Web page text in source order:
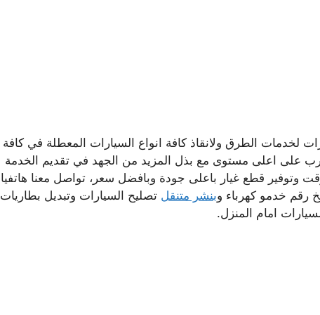
لخدمات الطرق ولانقاذ كافة انواع السيارات المعطلة في كافة
على اعلى مستوى مع بذل المزيد من الجهد في تقديم الخدمة
وتوفير قطع غيار باعلى جودة وبافضل سعر، تواصل معنا هاتفيا
رقم خدمو كهرباء وبنشر متنقل تصليح السيارات وتبديل بطاريات
امام المنزل.